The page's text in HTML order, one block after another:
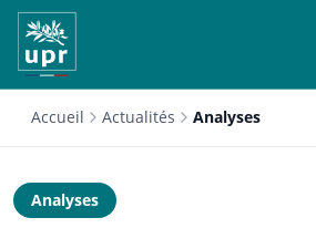
Accueil Actualités Analyses
Analyses